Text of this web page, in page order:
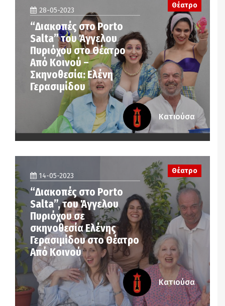
28-05-2023
“Διακοπές στο Porto
Salta” του Άγγελου
Πυριόχου στο Θέατρο
Από Κοινού –
Σκηνοθεσία: Ελένη
Γερασιμίδου
Θέατρο
Κατιούσα
14-05-2023
“Διακοπές στο Porto
Salta”, του Άγγελου
Πυριόχου σε
σκηνοθεσία Ελένης
Γερασιμίδου στο Θέατρο
Από Κοινού
Θέατρο
Κατιούσα